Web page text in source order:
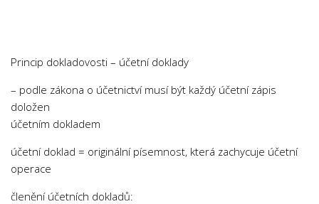
Ekonomie
Fyzika
Jazyky
Management
Princip dokladovosti – účetní doklady
– podle zákona o účetnictví musí být každý účetní zápis
doložen
účetním dokladem
účetní doklad = originální písemnost, která zachycuje účetní
operace
členění účetních dokladů: